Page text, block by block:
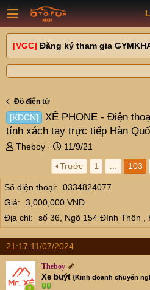
[VGC] Đăng ký tham gia
Đồ điện tử
[KDCN]
XÊ PHONE - Điện
tính xách tay trực tiếp Hàn
T
e
a
d
s
t
a
r
t
e
r
Theboy
N
g
à
y
g
ử
11/9/21
Trước
1 103
Số điện thoại
0334824077
Giá
3,000,000 VNĐ
Địa chỉ
số 36, Ngõ 154 Đình Thôn ,
21:17 11/07/2024
Theboy
Xe buýt {Kinh doanh chuyên